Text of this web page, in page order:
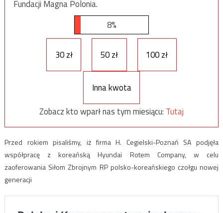
Fundacji Magna Polonia.
8%
30 zł 50 zł 100 zł
Inna kwota
Zobacz kto wparł nas tym miesiącu: Tutaj
Przed rokiem pisaliśmy, iż firma H. Cegielski-Poznań SA podjęła
współpracę z koreańską Hyundai Rotem Company, w celu
zaoferowania Siłom Zbrojnym RP polsko-koreańskiego czołgu nowej
generacji